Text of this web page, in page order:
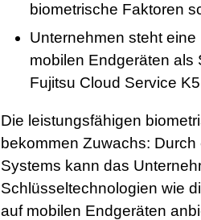
biometrische Faktoren
Unternehmen steht
mobilen Endgeräten als
Fujitsu Cloud Service K5
Die leistungsfähigen
bekommen Zuwachs:
Systems kann das
Schlüsseltechnologien wie
auf mobilen Endgeräten